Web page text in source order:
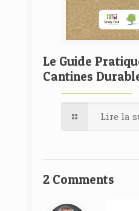
Le Guide
Cantines
Lire la
2 Comments